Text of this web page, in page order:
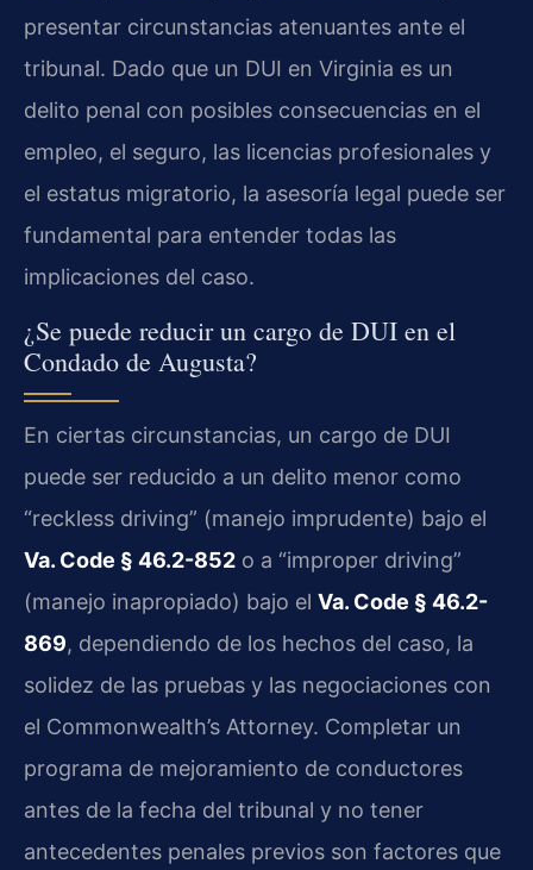
presentar circunstancias atenuantes ante el
tribunal. Dado que un DUI en Virginia es un
delito penal con posibles consecuencias en el
empleo, el seguro, las licencias profesionales y
el estatus migratorio, la asesoría legal puede ser
fundamental para entender todas las
implicaciones del caso.
¿Se puede reducir un cargo de DUI en el
Condado de Augusta?
En ciertas circunstancias, un cargo de DUI
puede ser reducido a un delito menor como
“reckless driving” (manejo imprudente) bajo el
Va. Code § 46.2-852 o a “improper driving”
(manejo inapropiado) bajo el Va. Code § 46.2-
869, dependiendo de los hechos del caso, la
solidez de las pruebas y las negociaciones con
el Commonwealth’s Attorney. Completar un
programa de mejoramiento de conductores
antes de la fecha del tribunal y no tener
antecedentes penales previos son factores que